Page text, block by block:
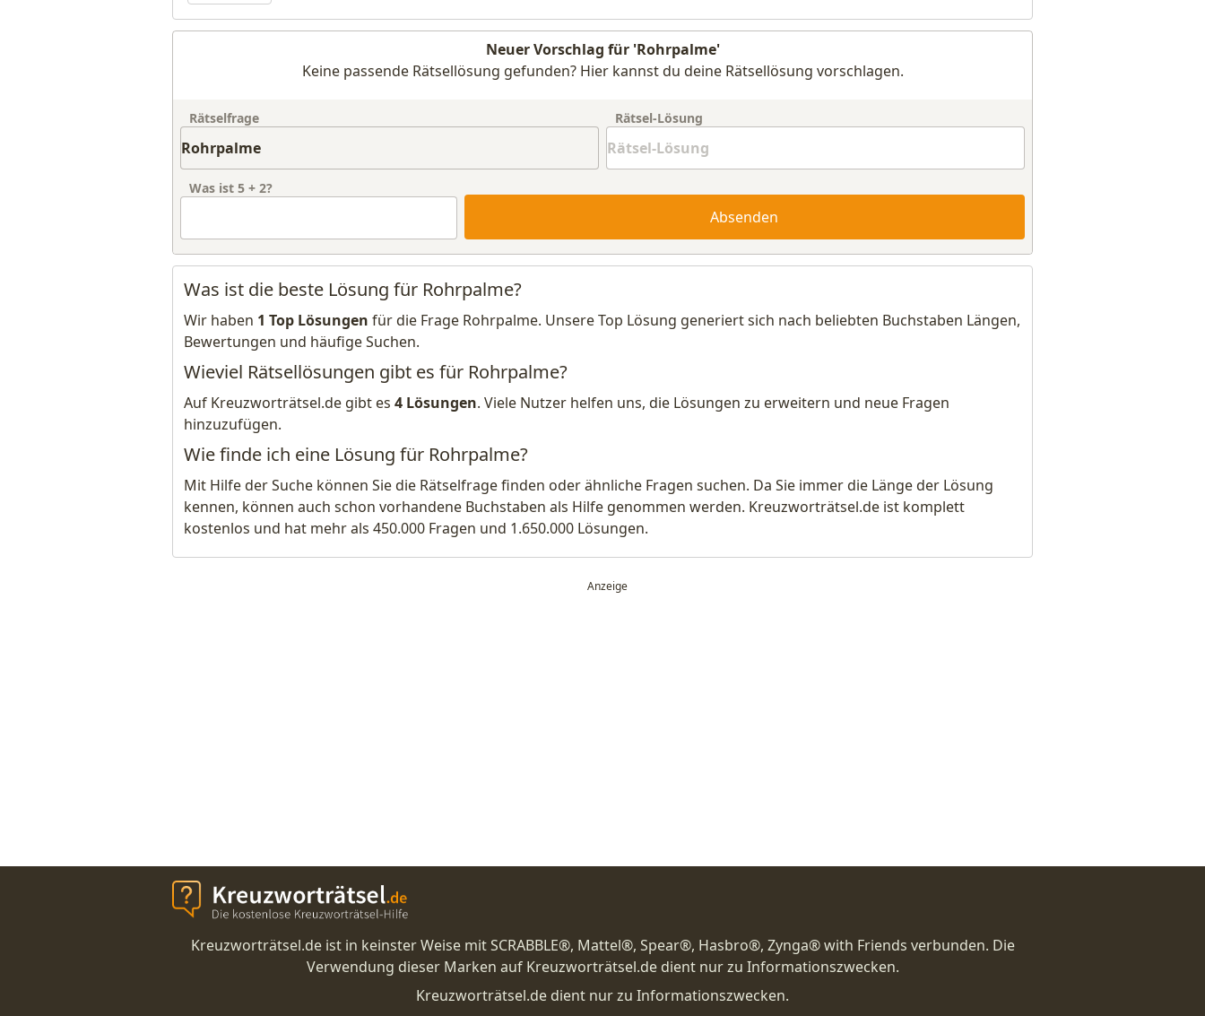
Neuer Vorschlag für 'Rohrpalme'
Keine passende Rätsellösung gefunden? Hier kannst du deine Rätsellösung vorschlagen.
Rätselfrage Rätsel-Lösung
Was ist 5 + 2?
Absenden
Was ist die beste Lösung für Rohrpalme?
Wir haben 1 Top Lösungen für die Frage Rohrpalme. Unsere Top Lösung generiert sich nach beliebten Buchstaben Längen,
Bewertungen und häufige Suchen.
Wieviel Rätsellösungen gibt es für Rohrpalme?
Auf Kreuzworträtsel.de gibt es 4 Lösungen. Viele Nutzer helfen uns, die Lösungen zu erweitern und neue Fragen
hinzuzufügen.
Wie finde ich eine Lösung für Rohrpalme?
Mit Hilfe der Suche können Sie die Rätselfrage finden oder ähnliche Fragen suchen. Da Sie immer die Länge der Lösung
kennen, können auch schon vorhandene Buchstaben als Hilfe genommen werden. Kreuzworträtsel.de ist komplett
kostenlos und hat mehr als 450.000 Fragen und 1.650.000 Lösungen.
Kreuzworträtsel.de ist in keinster Weise mit SCRABBLE®, Mattel®, Spear®, Hasbro®, Zynga® with Friends verbunden. Die
Verwendung dieser Marken auf Kreuzworträtsel.de dient nur zu Informationszwecken.
Kreuzworträtsel.de dient nur zu Informationszwecken.